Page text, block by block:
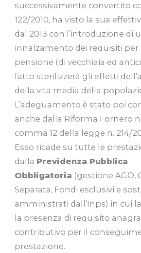
successivamente convertito
122/2010, ha visto la sua
dal 2013 con l’introduzione di
innalzamento dei requisiti per
pensione (di vecchiaia ed
fatto sterilizzerà gli effetti
della vita media della
L’adeguamento è stato poi
anche dalla Riforma Fornero
comma 12 della legge n. 214/
Esso ricade su tutte le
dalla Previdenza Pubblica
Obbligatoria (gestione AGO,
Separata, Fondi esclusivi e
amministrati dall’Inps) in cui
la presenza di requisito
contributivo per il
prestazione.